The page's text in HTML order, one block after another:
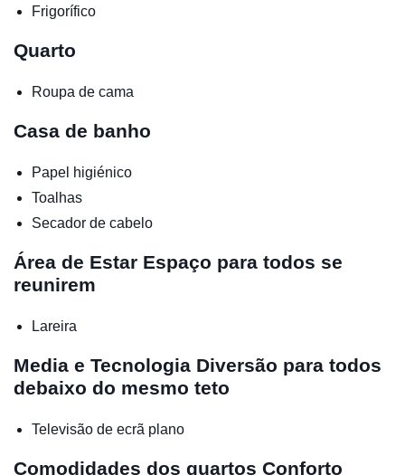
Frigorífico
Quarto
Roupa de cama
Casa de banho
Papel higiénico
Toalhas
Secador de cabelo
Área de Estar Espaço para todos se
reunirem
Lareira
Media e Tecnologia Diversão para todos
debaixo do mesmo teto
Televisão de ecrã plano
Comodidades dos quartos Conforto